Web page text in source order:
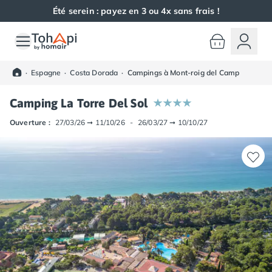
Été serein : payez en 3 ou 4x sans frais !
Toutes nos destinations
Camping Alsace
Camping Haut-Rhin
Camping Colmar
Camping Munster
Camping Carsac-Aillac
Camping Les Eyzies-de-Tayac-Sireuil
Camping Sarlat
Camping Gironde
Camping Bordeaux
Camping Carcans
· Espagne · Costa Dorada · Campings à Mont-roig del Camp
Camping La Torre Del Sol
Ouverture : 27/03/26 ➞ 11/10/26 - 26/03/27 ➞ 10/10/27